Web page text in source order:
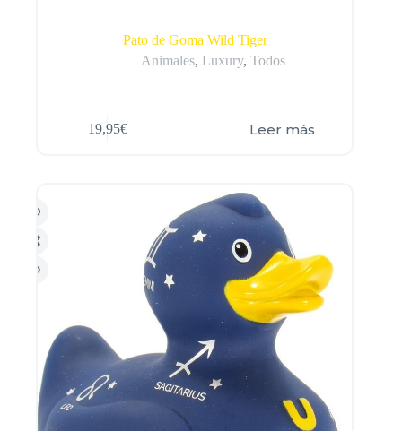
Pato de Goma Wild Tiger
Animales, Luxury, Todos
19,95€ Leer más